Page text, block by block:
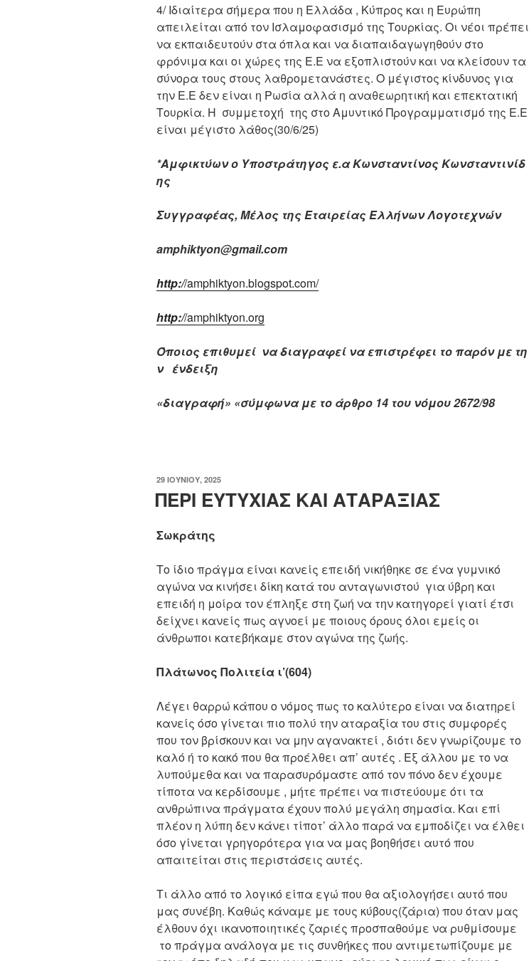
4/ Ιδιαίτερα σήμερα που η Ελλάδα , Κύπρος και η Ευρώπη
απειλείται από τον Ισλαμοφασισμό της Τουρκίας. Οι νέοι πρέπει
να εκπαιδευτούν στα όπλα και να διαπαιδαγωγηθούν στο
φρόνιμα και οι χώρες της Ε.Ε να εξοπλιστούν και να κλείσουν τα
σύνορα τους στους λαθρομετανάστες. Ο μέγιστος κίνδυνος για
την Ε.Ε δεν είναι η Ρωσία αλλά η αναθεωρητική και επεκτατική
Τουρκία. Η συμμετοχή της στο Αμυντικό Προγραμματισμό της Ε.Ε
είναι μέγιστο λάθος(30/6/25)
*Αμφικτύων ο Υποστράτηγος ε.α Κωνσταντίνος Κωνσταντινίδ
ης
Συγγραφέας, Μέλος της Εταιρείας Ελλήνων Λογοτεχνών
amphiktyon@gmail.com
http://amphiktyon.blogspot.com/
http://amphiktyon.org
Όποιος επιθυμεί ναδιαγραφεί να επιστρέφει το παρόν με τη
ν ένδειξη
«διαγραφή» «σύμφωνα με το άρθρο 14 του νόμου 2672/98
ΔΗΜΟΣΙΕΎΤΗΚΕ
29 ΙΟΥΝΊΟΥ, 2025
ΠΕΡΙ ΕΥΤΥΧΙΑΣ ΚΑΙ ΑΤΑΡΑΞΙΑΣ
Σωκράτης
Το ίδιο πράγμα είναι κανείς επειδή νικήθηκε σε ένα γυμνικό
αγώνα να κινήσει δίκη κατά του ανταγωνιστού για ύβρη και
επειδή η μοίρα τον έπληξε στη ζωή να την κατηγορεί γιατί έτσι
δείχνει κανείς πως αγνοεί με ποιους όρους όλοι εμείς οι
άνθρωποι κατεβήκαμε στον αγώνα της ζωής.
Πλάτωνος Πολιτεία ι’(604)
Λέγει θαρρώ κάπου ο νόμος πως το καλύτερο είναι να διατηρεί
κανείς όσο γίνεται πιο πολύ την αταραξία του στις συμφορές
που τον βρίσκουν και να μην αγανακτεί , διότι δεν γνωρίζουμε το
καλό ή το κακό που θα προέλθει απ’ αυτές . Εξ άλλου με το να
λυπούμεθα και να παρασυρόμαστε από τον πόνο δεν έχουμε
τίποτα να κερδίσουμε , μήτε πρέπει να πιστεύουμε ότι τα
ανθρώπινα πράγματα έχουν πολύ μεγάλη σημασία. Και επί
πλέον η λύπη δεν κάνει τίποτ’ άλλο παρά να εμποδίζει να έλθει
όσο γίνεται γρηγορότερα για να μας βοηθήσει αυτό που
απαιτείται στις περιστάσεις αυτές.
Τι άλλο από το λογικό είπα εγώ που θα αξιολογήσει αυτό που
μας συνέβη. Καθώς κάναμε με τους κύβους(ζάρια) που όταν μας
έλθουν όχι ικανοποιητικές ζαριές προσπαθούμε να ρυθμίσουμε
το πράγμα ανάλογα με τις συνθήκες που αντιμετωπίζουμε με